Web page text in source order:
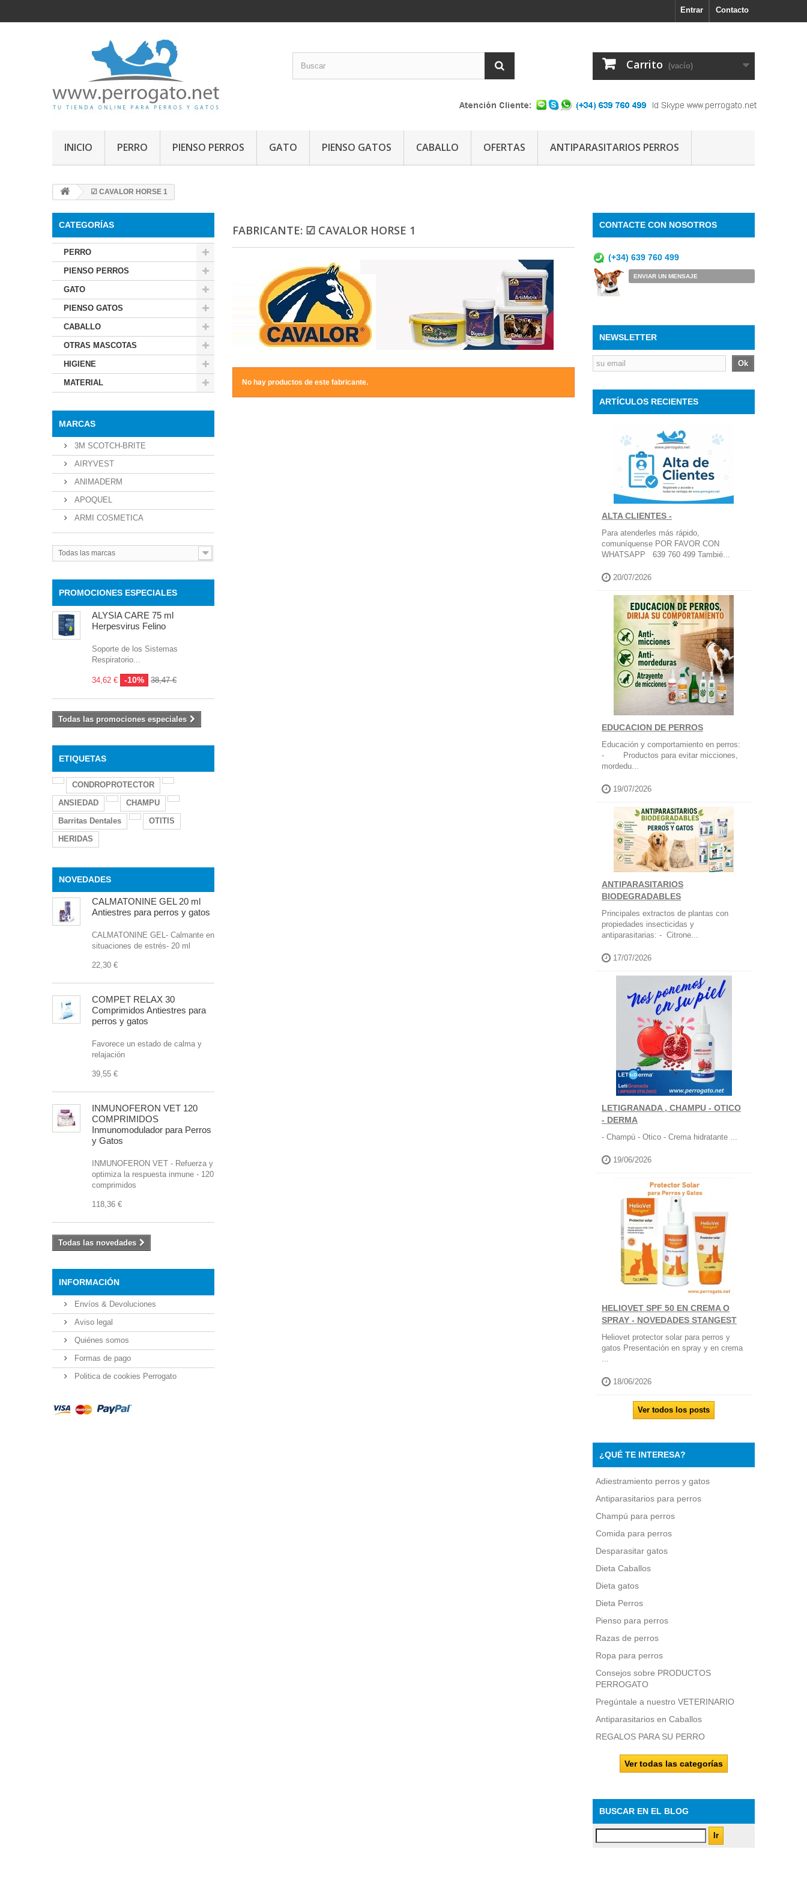
Contacto
Entrar
Carrito (vacío)
INICIO PERRO PIENSO PERROS GATO PIENSO GATOS CABALLO OFERTAS ANTIPARASITARIOS PERROS
☑ CAVALOR HORSE 1
CATEGORÍAS
PERRO
PIENSO PERROS
GATO
PIENSO GATOS
CABALLO
OTRAS MASCOTAS
HIGIENE
MATERIAL
MARCAS
3M SCOTCH-BRITE
AIRYVEST
ANIMADERM
APOQUEL
ARMI COSMETICA
Todas las marcas
PROMOCIONES ESPECIALES
ALYSIA CARE 75 ml
Herpesvirus Felino
Soporte de los Sistemas
Respiratorio...
34,62 € -10% 38,47 €
Todas las promociones especiales
ETIQUETAS
CONDROPROTECTOR
ANSIEDAD
CHAMPU
Barritas Dentales
OTITIS
HERIDAS
NOVEDADES
CALMATONINE GEL 20 ml
Antiestres para perros y gatos
CALMATONINE GEL- Calmante en
situaciones de estrés- 20 ml
22,30 €
COMPET RELAX 30
Comprimidos Antiestres para
perros y gatos
Favorece un estado de calma y
relajación
39,55 €
INMUNOFERON VET 120
COMPRIMIDOS
Inmunomodulador para Perros
y Gatos
INMUNOFERON VET - Refuerza y
optimiza la respuesta inmune - 120
comprimidos
118,36 €
Todas las novedades
INFORMACIÓN
Envíos & Devoluciones
Aviso legal
Quiénes somos
Formas de pago
Politica de cookies Perrogato
FABRICANTE: ☑ CAVALOR HORSE 1
No hay productos de este fabricante.
CONTACTE CON NOSOTROS
(+34) 639 760 499
ENVIAR UN MENSAJE
NEWSLETTER
Ok
ARTÍCULOS RECIENTES
ALTA CLIENTES -
Para atenderles más rápido,
comuníquense POR FAVOR CON
WHATSAPP 639 760 499 Tambié...
20/07/2026
EDUCACION DE PERROS
Educación y comportamiento en perros:
- Productos para evitar micciones,
mordedu...
19/07/2026
ANTIPARASITARIOS
BIODEGRADABLES
Principales extractos de plantas con
propiedades insecticidas y
antiparasitarias: - Citrone...
17/07/2026
LETIGRANADA , CHAMPU - OTICO
- DERMA
- Champú - Otico - Crema hidratante ...
19/06/2026
HELIOVET SPF 50 EN CREMA O
SPRAY - NOVEDADES STANGEST
Heliovet protector solar para perros y
gatos Presentación en spray y en crema
...
18/06/2026
Ver todos los posts
¿QUÉ TE INTERESA?
Adiestramiento perros y gatos
Antiparasitarios para perros
Champú para perros
Comida para perros
Desparasitar gatos
Dieta Caballos
Dieta gatos
Dieta Perros
Pienso para perros
Razas de perros
Ropa para perros
Consejos sobre PRODUCTOS
PERROGATO
Pregúntale a nuestro VETERINARIO
Antiparasitarios en Caballos
REGALOS PARA SU PERRO
Ver todas las categorías
BUSCAR EN EL BLOG